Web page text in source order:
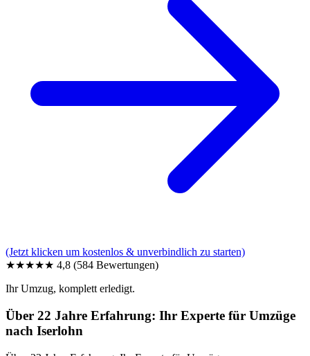
(Jetzt klicken um kostenlos & unverbindlich zu starten)
★★★★★ 4,8 (584 Bewertungen)
Ihr Umzug, komplett erledigt.
Über 22 Jahre Erfahrung: Ihr Experte für Umzüge
nach Iserlohn